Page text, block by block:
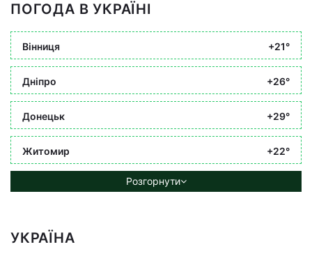
ПОГОДА В УКРАЇНІ
Вінниця +21°
Дніпро +26°
Донецьк +29°
Житомир +22°
Розгорнути
УКРАЇНА